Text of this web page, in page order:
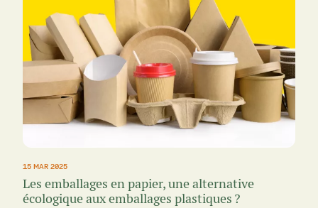
15 MAR 2025
Les emballages en papier, une alternative
écologique aux emballages plastiques ?